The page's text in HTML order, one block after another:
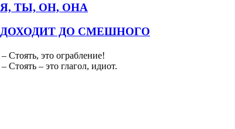
Я, ТЫ, ОН, ОНА
ДОХОДИТ ДО СМЕШНОГО
– Стоять, это ограбление!
– Стоять – это глагол, идиот.